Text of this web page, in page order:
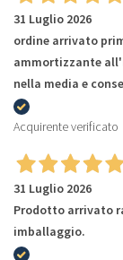
31 Luglio 2026
ordine arrivato
ammortizzante
nella media e
Acquirente verificato
31 Luglio 2026
Prodotto arrivato
imballaggio.